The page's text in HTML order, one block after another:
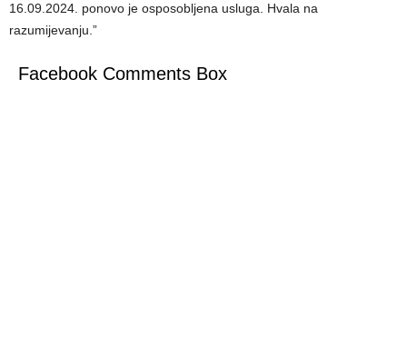
16.09.2024. ponovo je osposobljena usluga. Hvala na
razumijevanju.”
Facebook Comments Box